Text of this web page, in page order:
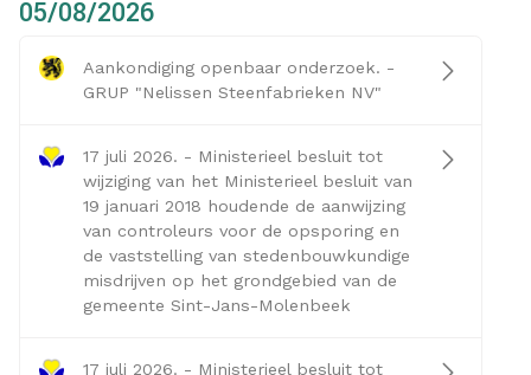
05/08/2026
Aankondiging openbaar onderzoek. -
GRUP "Nelissen Steenfabrieken NV"
17 juli 2026. - Ministerieel besluit tot
wijziging van het Ministerieel besluit van
19 januari 2018 houdende de aanwijzing
van controleurs voor de opsporing en
de vaststelling van stedenbouwkundige
misdrijven op het grondgebied van de
gemeente Sint-Jans-Molenbeek
17 juli 2026. - Ministerieel besluit tot